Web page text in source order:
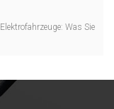
Was Sie